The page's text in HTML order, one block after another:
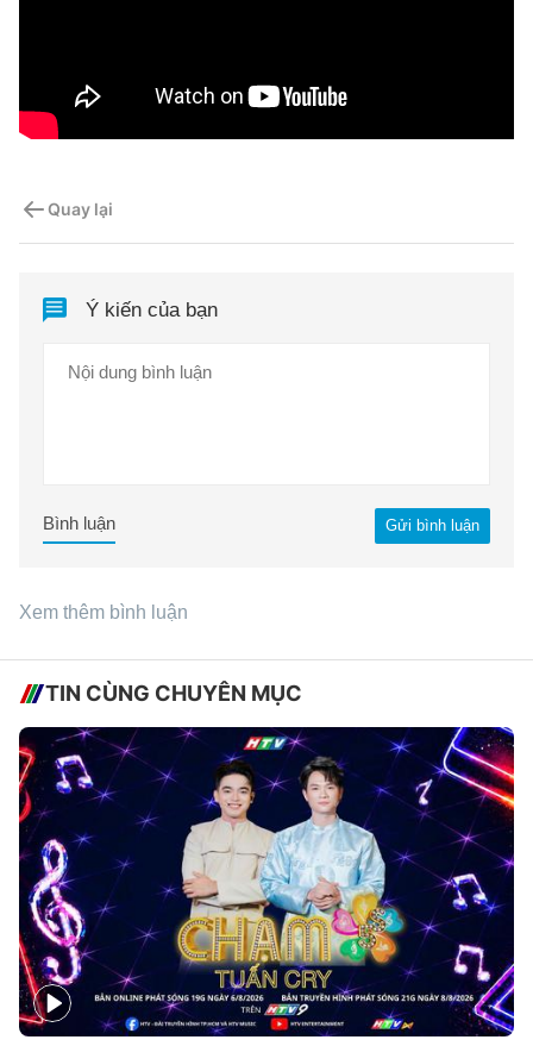
Quay lại
Ý kiến của bạn
Gửi bình luận
Bình luận
Xem thêm bình luận
TIN CÙNG CHUYÊN MỤC